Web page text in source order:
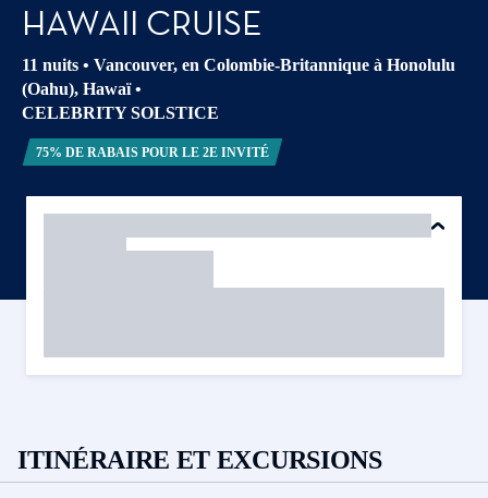
HAWAII CRUISE
11 nuits • Vancouver, en Colombie-Britannique à Honolulu
(Oahu), Hawaï•
CELEBRITY SOLSTICE
75% DE RABAIS POUR LE 2E INVITÉ
ITINÉRAIRE ET EXCURSIONS